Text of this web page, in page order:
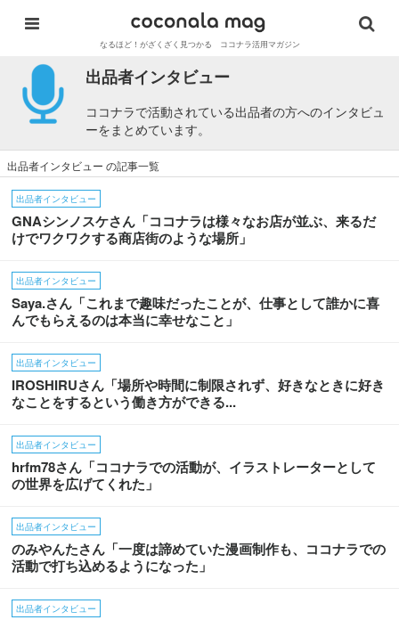
なるほど！がざくざく見つかる ココナラ活用マガジン
出品者インタビュー
ココナラで活動されている出品者の方へのインタビュ
ーをまとめています。
出品者インタビュー の記事一覧
出品者インタビュー
GNAシンノスケさん「ココナラは様々なお店が並ぶ、来るだ
けでワクワクする商店街のような場所」
出品者インタビュー
Saya.さん「これまで趣味だったことが、仕事として誰かに喜
んでもらえるのは本当に幸せなこと」
出品者インタビュー
IROSHIRUさん「場所や時間に制限されず、好きなときに好き
なことをするという働き方ができる...
出品者インタビュー
hrfm78さん「ココナラでの活動が、イラストレーターとして
の世界を広げてくれた」
出品者インタビュー
のみやんたさん「一度は諦めていた漫画制作も、ココナラでの
活動で打ち込めるようになった」
出品者インタビュー